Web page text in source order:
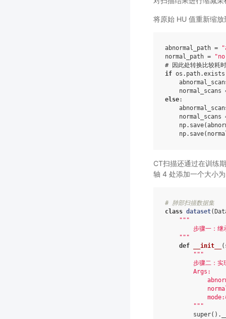
将原始 HU 值重新缩
abnormal_path =
normal_path =
# 因此处转换比较耗
if os . path.exists
normal_scans
else:
normal_scans
np. save(
np. save(
CT扫描还通过在训练
轴 4 处添加一个大小
# 肺部扫描数据集
class dataset(
"""
步骤一：
    """
def
__init__ (
"""
步骤二：实
        Args:
mode:
        """
super() .